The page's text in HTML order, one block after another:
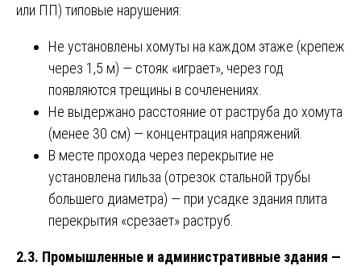
или ПП) типовые нарушения:
Не установлены хомуты на каждом этаже (крепеж
через 1,5 м) — стояк «играет», через год
появляются трещины в сочленениях.
Не выдержано расстояние от раструба до хомута
(менее 30 см) — концентрация напряжений.
В месте прохода через перекрытие не
установлена гильза (отрезок стальной трубы
большего диаметра) — при усадке здания плита
перекрытия «срезает» раструб.
2.3. Промышленные и административные здания —